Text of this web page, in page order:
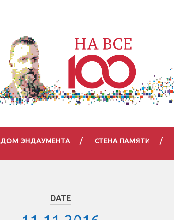
ДОМ ЭНДАУМЕНТА СТЕНА ПАМЯТИ
DATE